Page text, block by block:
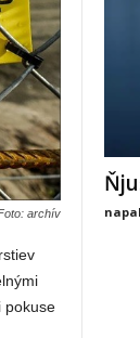
archív
pokuse